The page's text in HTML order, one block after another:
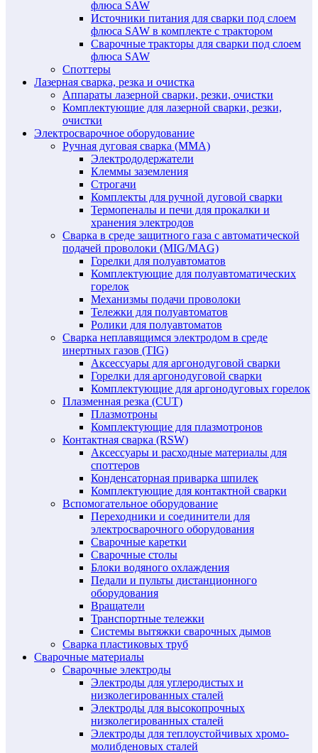
флюса SAW
Источники питания для сварки под слоем
флюса SAW в комплекте с трактором
Сварочные тракторы для сварки под слоем
флюса SAW
Споттеры
Лазерная сварка, резка и очистка
Аппараты лазерной сварки, резки, очистки
Комплектующие для лазерной сварки, резки,
очистки
Электросварочное оборудование
Ручная дуговая сварка (MMA)
Электрододержатели
Клеммы заземления
Строгачи
Комплекты для ручной дуговой сварки
Термопеналы и печи для прокалки и
хранения электродов
Сварка в среде защитного газа с автоматической
подачей проволоки (MIG/MAG)
Горелки для полуавтоматов
Комплектующие для полуавтоматических
горелок
Механизмы подачи проволоки
Тележки для полуавтоматов
Ролики для полуавтоматов
Сварка неплавящимся электродом в среде
инертных газов (TIG)
Аксессуары для аргонодуговой сварки
Горелки для аргонодуговой сварки
Комплектующие для аргонодуговых горелок
Плазменная резка (CUT)
Плазмотроны
Комплектующие для плазмотронов
Контактная сварка (RSW)
Аксессуары и расходные материалы для
споттеров
Конденсаторная приварка шпилек
Комплектующие для контактной сварки
Вспомогательное оборудование
Переходники и соединители для
электросварочного оборудования
Сварочные каретки
Сварочные столы
Блоки водяного охлаждения
Педали и пульты дистанционного
оборудования
Вращатели
Транспортные тележки
Системы вытяжки сварочных дымов
Сварка пластиковых труб
Сварочные материалы
Сварочные электроды
Электроды для углеродистых и
низколегированных сталей
Электроды для высокопрочных
низколегированных сталей
Электроды для теплоустойчивых хромо-
молибденовых сталей